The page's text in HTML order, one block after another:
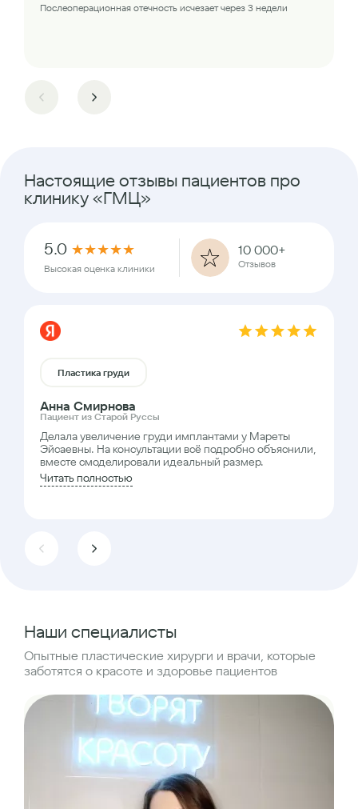
Послеоперационная отечность исчезает через 3 недели
Настоящие отзывы пациентов про
клинику «ГМЦ»
5.0 ★★★★★
Высокая оценка клиники
10 000+
Отзывов
Пластика груди
Анна Смирнова
Пациент из Старой Руссы
Делала увеличение груди имплантами у Мареты
Эйсаевны. На консультации всё подробно объяснили,
вместе смоделировали идеальный размер.
Читать полностью
Наши специалисты
Опытные пластические хирурги и врачи, которые
заботятся о красоте и здоровье пациентов